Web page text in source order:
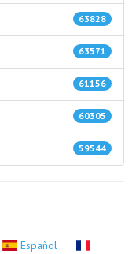
63828
63571
61156
60305
59544
Español